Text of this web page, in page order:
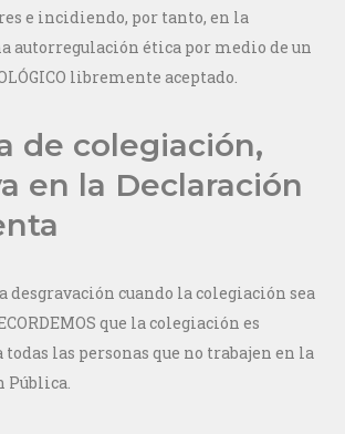
e incidiendo, por tanto, en la
autorregulación ética por medio de un
libremente aceptado.
de colegiación,
en la Declaración
desgravación cuando la colegiación sea
que la colegiación es
las personas que no trabajen en la